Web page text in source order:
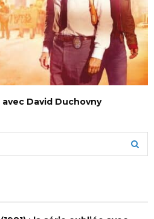
avec David Duchovny